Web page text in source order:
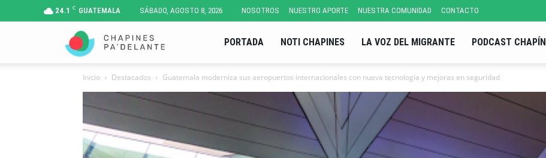
24.1 C GUATEMALA SÁBADO, AGOSTO 8, 2026 NOSOTROS NUESTRO APORTE NUESTRA COMUNIDAD CONTACTO
Pa'
Delante
PORTADA NOTI CHAPINES LA VOZ DEL MIGRANTE PODCAST CHAPÍN
Inicio Destacados Guatemala moderniza sus aeropuertos internacionales con nueva tecnología y mejoras en seguridad